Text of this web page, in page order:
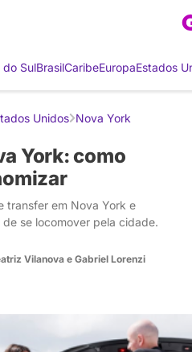
do SulBrasilCaribeEuropaEstados
Unidos Nova York
York: como
transfer em Nova York e
se locomover pela cidade.
Vilanova e Gabriel Lorenzi